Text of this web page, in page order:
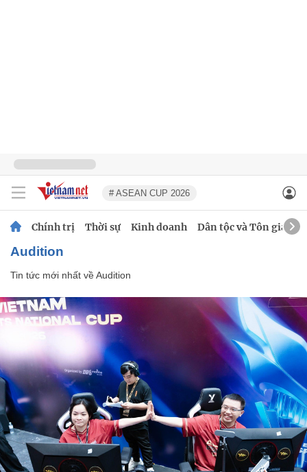
# ASEAN CUP 2026
Chính trị Thời sự Kinh doanh Dân tộc và Tôn giáo
Audition
Tin tức mới nhất vềAudition